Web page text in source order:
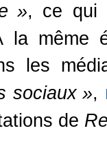
», ce qui
la même
les
sociaux »,
de